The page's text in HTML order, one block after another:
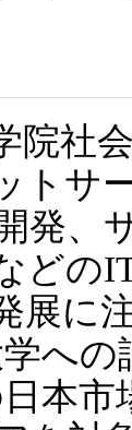
院社
トサ
発、
どの
展に
へ
本